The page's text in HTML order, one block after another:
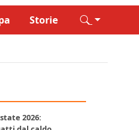
Storie
2026: